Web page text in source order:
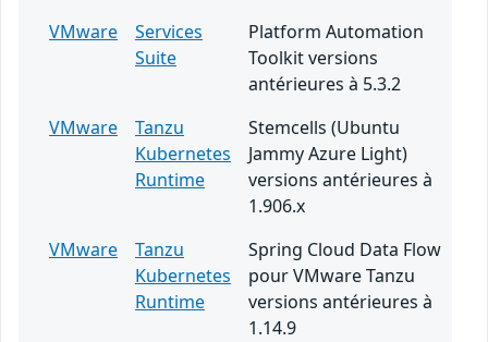
VMware
Services
Suite
Platform Automation
Toolkit versions
antérieures à 5.3.2
VMware
Tanzu
Kubernetes
Runtime
Stemcells (Ubuntu
Jammy Azure Light)
versions antérieures à
1.906.x
VMware
Tanzu
Kubernetes
Runtime
Spring Cloud Data Flow
pour VMware Tanzu
versions antérieures à
1.14.9